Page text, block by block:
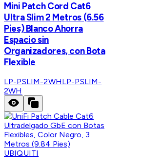
Mini Patch Cord Cat6
Ultra Slim 2 Metros (6.56
Pies) Blanco Ahorra
Espacio sin
Organizadores, con Bota
Flexible
LP-PSLIM-2WHLP-PSLIM-
2WH
UBIQUITI